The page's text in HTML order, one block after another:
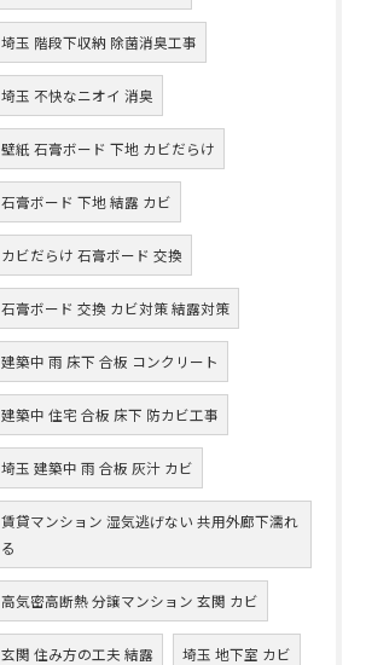
埼玉 階段下収納 除菌消臭工事
埼玉 不快なニオイ 消臭
壁紙 石膏ボード 下地 カビだらけ
石膏ボード 下地 結露 カビ
カビだらけ 石膏ボード 交換
石膏ボード 交換 カビ対策 結露対策
建築中 雨 床下 合板 コンクリート
建築中 住宅 合板 床下 防カビ工事
埼玉 建築中 雨 合板 灰汁 カビ
賃貸マンション 湿気逃げない 共用外廊下濡れ
る
高気密高断熱 分譲マンション 玄関 カビ
玄関 住み方の工夫 結露 埼玉 地下室 カビ